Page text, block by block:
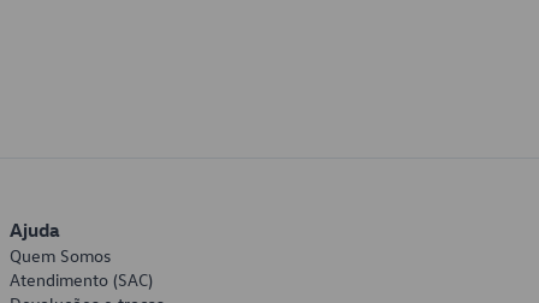
Ajuda
Quem Somos
Atendimento (SAC)